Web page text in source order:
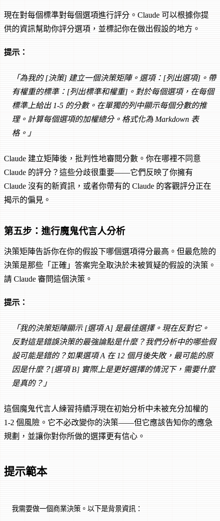
現在對每個標準對每個選項進行評分。Claude 可以根據你提
供的資訊幫助你評分選項，並標記你在做出假設的地方。
提示：
「為我的 [決策] 建立一個決策矩陣。選項：[列出選項]。帶
有權重的標準：[列出標準和權重]。對於每個選項，在每個
標準上給出 1-5 的分數。在單獨的列中顯示每個分數的推
理。計算每個選項的加權總分。格式化為 Markdown 表
格。」
Claude 建立矩陣後，批判性地審閱分數。你在哪裡不同意
Claude 的評分？這些分歧很重要——它們反映了你擁有
Claude 沒有的新資訊，或者你帶有的 Claude 的客觀評分正在
揭示的偏見。
第五步：進行魔鬼代言人分析
決策矩陣告訴你在你的假設下哪個選項得分最高。但最危險的
決策是那些「正確」答案完全取決於未被質疑的假設的決策。
請 Claude 審問這個決策。
提示：
「我的決策矩陣顯示 [選項 A] 是最佳選擇。現在反對它。
反對這是錯誤決策的最強論點是什麼？我們分析中的哪些假
設可能是錯的？如果選項 A 在 12 個月後失敗，最可能的原
因是什麼？[選項 B] 實際上是更好選擇的情況下，需要什麼
是真的？」
這個魔鬼代言人練習持續浮現在初始分析中未被充分加權的
1-2 個風險。它不必改變你的決策——但它應該告知你的應急
規劃，並讓你對你所做的選擇更有信心。
提示範本
我需要做一個商業決策。以下是背景資訊：